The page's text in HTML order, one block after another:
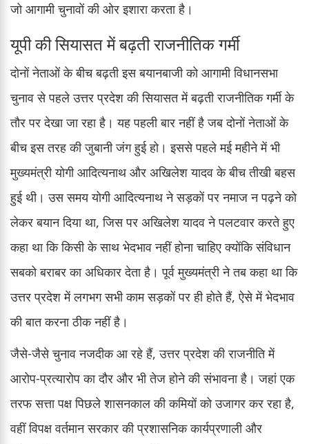
जो आगामी चुनावों की ओर इशारा करता है।
यूपी की सियासत में बढ़ती राजनीतिक गर्मी
दोनों नेताओं के बीच बढ़ती इस बयानबाजी को आगामी विधानसभा
चुनाव से पहले उत्तर प्रदेश की सियासत में बढ़ती राजनीतिक गर्मी के
तौर पर देखा जा रहा है। यह पहली बार नहीं है जब दोनों नेताओं के
बीच इस तरह की जुबानी जंग हुई हो। इससे पहले मई महीने में भी
मुख्यमंत्री योगी आदित्यनाथ और अखिलेश यादव के बीच तीखी बहस
हुई थी। उस समय योगी आदित्यनाथ ने सड़कों पर नमाज न पढ़ने को
लेकर बयान दिया था, जिस पर अखिलेश यादव ने पलटवार करते हुए
कहा था कि किसी के साथ भेदभाव नहीं होना चाहिए क्योंकि संविधान
सबको बराबर का अधिकार देता है। पूर्व मुख्यमंत्री ने तब कहा था कि
उत्तर प्रदेश में लगभग सभी काम सड़कों पर ही होते हैं, ऐसे में भेदभाव
की बात करना ठीक नहीं है।
जैसे-जैसे चुनाव नजदीक आ रहे हैं, उत्तर प्रदेश की राजनीति में
आरोप-प्रत्यारोप का दौर और भी तेज होने की संभावना है। जहां एक
तरफ सत्ता पक्ष पिछले शासनकाल की कमियों को उजागर कर रहा है,
वहीं विपक्ष वर्तमान सरकार की प्रशासनिक कार्यप्रणाली और